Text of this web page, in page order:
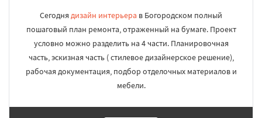
Сегодня дизайн интерьера в Богородском полный
пошаговый план ремонта, отраженный на бумаге. Проект
условно можно разделить на 4 части. Планировочная
часть, эскизная часть ( стилевое дизайнерское решение),
рабочая документация, подбор отделочных материалов и
мебели.